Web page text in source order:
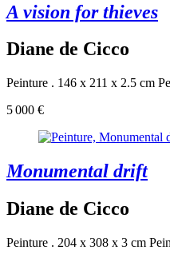
A vision for thieves
Diane de Cicco
Peinture . 146 x 211 x 2.5 cm
5 000 €
Monumental drift
Diane de Cicco
Peinture . 204 x 308 x 3 cm